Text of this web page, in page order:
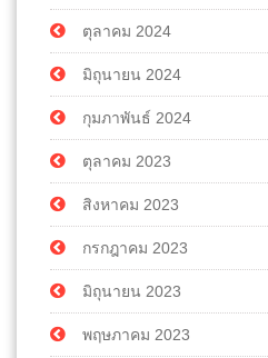
ตุลาคม 2024
มิถุนายน 2024
กุมภาพันธ์ 2024
ตุลาคม 2023
สิงหาคม 2023
กรกฎาคม 2023
มิถุนายน 2023
พฤษภาคม 2023